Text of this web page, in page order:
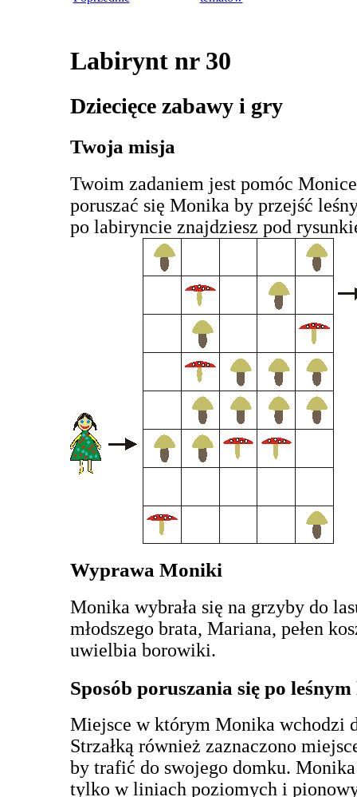
Labirynt nr 30
Dziecięce zabawy i gry
Twoja misja
Twoim zadaniem jest pomóc
poruszać się Monika by przejść
po labiryncie znajdziesz pod
Wyprawa Moniki
Monika wybrała się na grzyby do
młodszego brata, Mariana, pełen
uwielbia borowiki.
Sposób poruszania się po
Miejsce w którym Monika wchodzi
Strzałką również zaznaczono
by trafić do swojego domku.
tylko w liniach poziomych i